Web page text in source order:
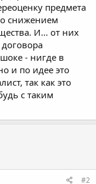
предмета
снижением
И... от них
- нигде в
и по идее это
так как это
с таким
#2